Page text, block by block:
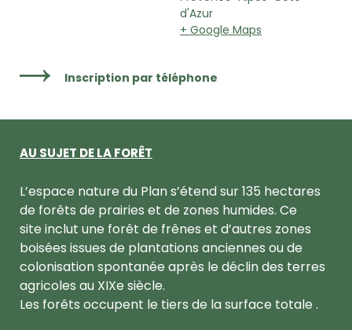
d'Azur
+ Google Maps
Inscription par téléphone
AU SUJET DE LA FORÊT
L’espace nature du Plan s’étend sur 135 hectares
de forêts de prairies et de zones humides. Ce
site inclut une forêt de frênes et d’autres zones
boisées issues de plantations anciennes ou de
colonisation spontanée après le déclin des terres
agricoles au XIXe siècle.
Les forêts occupent le tiers de la surface totale .